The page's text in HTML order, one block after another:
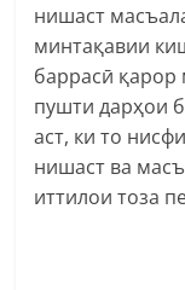
нишаст
минтақавии
баррасӣ қарор
пушти дарҳои
аст, ки то
нишаст ва
иттилои тоза